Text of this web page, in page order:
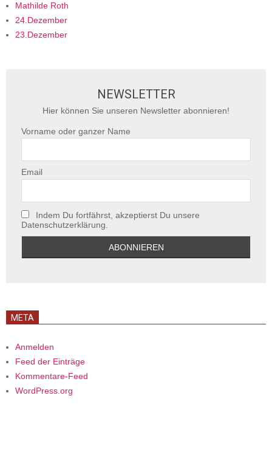
Mathilde Roth
24.Dezember
23.Dezember
NEWSLETTER
Hier können Sie unseren Newsletter abonnieren!
Vorname oder ganzer Name
Email
Indem Du fortfährst, akzeptierst Du unsere
Datenschutzerklärung.
META
Anmelden
Feed der Einträge
Kommentare-Feed
WordPress.org